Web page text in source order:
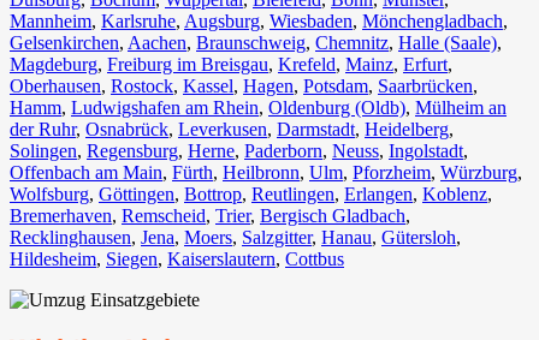
Mannheim, Karlsruhe, Augsburg, Wiesbaden⁠, Mönchengladbach⁠,
Gelsenkirchen⁠, Aachen⁠, Braunschweig, Chemnitz⁠, Halle (Saale)⁠,
Magdeburg, Freiburg im Breisgau⁠, Krefeld⁠, Mainz⁠, Erfurt,
Oberhausen⁠, Rostock⁠, Kassel⁠, Hagen, Potsdam, Saarbrücken⁠,
Hamm, Ludwigshafen am Rhein⁠, Oldenburg (Oldb), Mülheim an
der Ruhr, Osnabrück⁠, Leverkusen, Darmstadt⁠, Heidelberg,
Solingen, Regensburg, Herne⁠, Paderborn, Neuss, Ingolstadt,
Offenbach am Main, Fürth⁠, Heilbronn, Ulm⁠, Pforzheim, Würzburg,
Wolfsburg⁠, Göttingen, Bottrop, Reutlingen, Erlangen⁠, Koblenz,
Bremerhaven⁠, Remscheid, Trier⁠, Bergisch Gladbach,
Recklinghausen, Jena⁠, Moers⁠, Salzgitter⁠, Hanau, Gütersloh,
Hildesheim⁠, Siegen⁠, Kaiserslautern⁠, Cottbus⁠